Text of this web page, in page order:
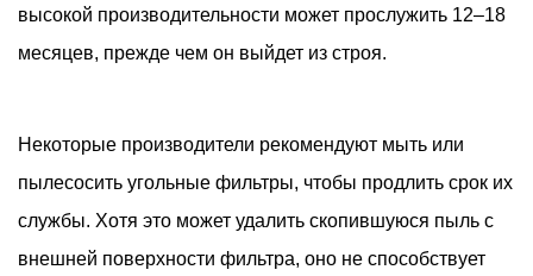
высокой производительности может прослужить 12–18
месяцев, прежде чем он выйдет из строя.
Некоторые производители рекомендуют мыть или
пылесосить угольные фильтры, чтобы продлить срок их
службы. Хотя это может удалить скопившуюся пыль с
внешней поверхности фильтра, оно не способствует